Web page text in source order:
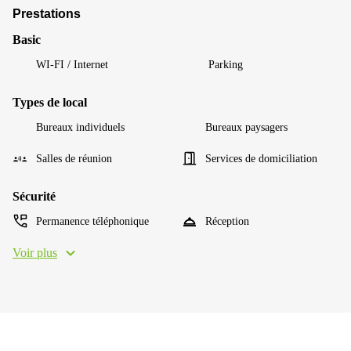
Prestations
Basic
WI-FI / Internet Parking
Types de local
Bureaux individuels Bureaux paysagers
Salles de réunion Services de domiciliation
Sécurité
Permanence téléphonique Réception
Voir plus